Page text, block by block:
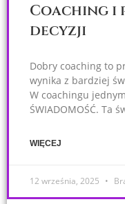
Coaching i
decyzji
Dobry coaching to
wynika z bardziej
W coachingu
ŚWIADOMOŚĆ. Ta
WIĘCEJ
12 września, 2025